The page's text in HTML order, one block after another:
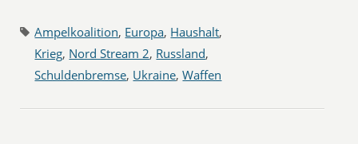
Ampelkoalition, Europa, Haushalt,
Krieg, Nord Stream 2, Russland,
Schuldenbremse, Ukraine,Waffen